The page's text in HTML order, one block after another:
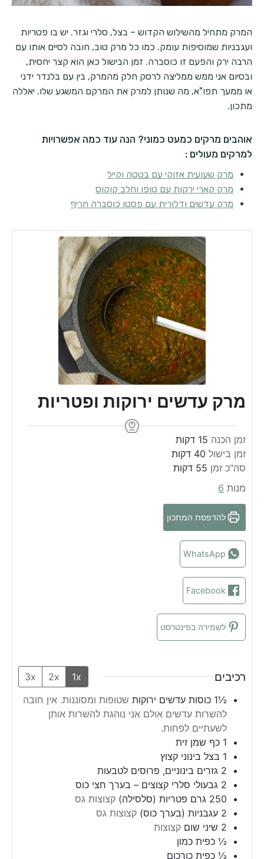
המרק מתחיל מהשילוש הקדוש – בצל, סלרי וגזר. יש בו פטריות
ועגבניות שמוסיפות עומק. כמו כל מרק טוב, חובה לסיים אותו עם
הרבה ירק והפעם זו כוסברה. זמן הבישול כאן הוא קצר יחסית,
ובסיום אני ממש ממליצה לרסק חלק מהמרק, בין עם בלנדר ידני
או ממעך תפו"א, מה שנותן למרק את המרקם המשגע שלו. יאללה
מתכון.
אוהבים מרקים כמעט כמוני? הנה עוד כמה אפשרויות
למרקים מעולים :
מרק שעועית אזוקי עם בטטה וקייל
מרק קארי ירקות עם טופו וחלב קוקוס
מרק עדשים ודלורית עם פסטו כוסברה חריף
מרק עדשים ירוקות ופטריות
זמן הכנה 15
m
i
n
s
דקות
זמן בישול 40
m
i
e
s
דקות
סה"כ זמן 55
m
t
e
s
דקות
מנות 6
להדפסת המתכון
WhatsApp
לשמירה בפינטרסט
רכיבים 1x
2x
3x
½1 כוסות עדשים ירוקות שטופות ומסוננות. אין חובה
להשרות עדשים אולם אני נוהגת להשרות אותן
לשעתיים לפחות.
1 כף שמן זית
1 בצל בינוני קצוץ
2 גזרים בינוניים, פרוסים לטבעות
2 גבעולי סלרי קצוצים – בערך חצי כוס
250 גרם פטריות (סלסילה) קצוצות גס
2 עגבניות (בערך כוס) קצוצות גס
2 שיני שום קצוצות
½ כפית כמון
½ כפית כורכום